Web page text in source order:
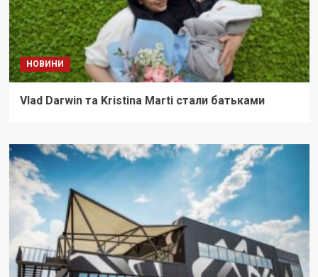
НОВИНИ
Vlad Darwin та Kristina Marti стали батьками